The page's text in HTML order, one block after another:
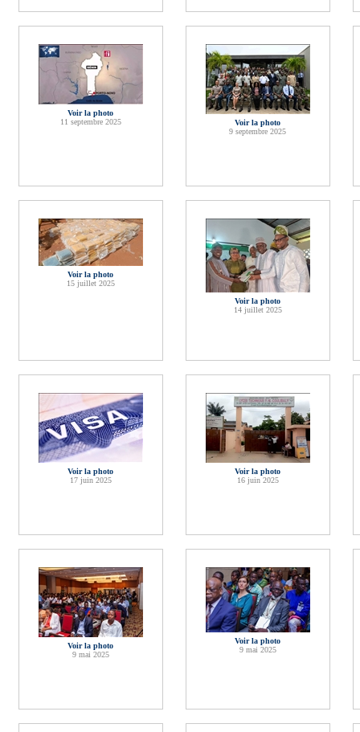
Voir la photo
11 septembre 2025
Voir la photo
9 septembre 2025
Voir la photo
15 juillet 2025
Voir la photo
14 juillet 2025
Voir la photo
17 juin 2025
Voir la photo
16 juin 2025
Voir la photo
9 mai 2025
Voir la photo
9 mai 2025